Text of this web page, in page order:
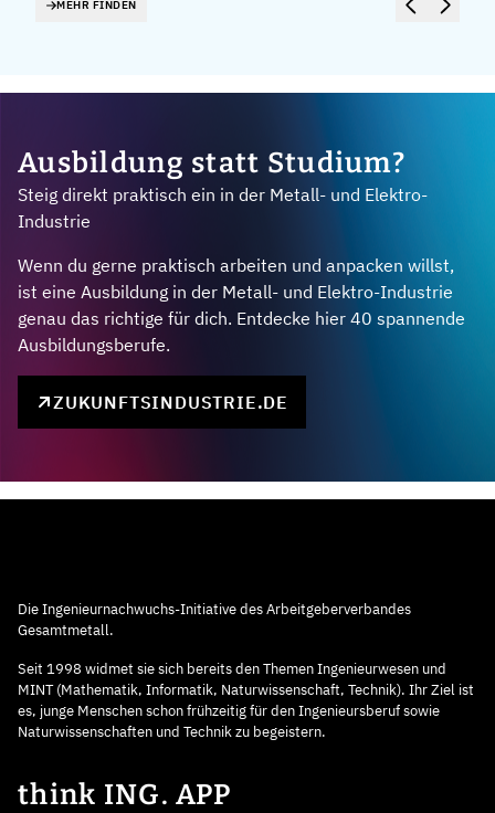
MEHR FINDEN
Ausbildung statt Studium?
Steig direkt praktisch ein in der Metall- und Elektro-
Industrie
Wenn du gerne praktisch arbeiten und anpacken willst,
ist eine Ausbildung in der Metall- und Elektro-Industrie
genau das richtige für dich. Entdecke hier 40 spannende
Ausbildungsberufe.
ZUKUNFTSINDUSTRIE.DE
Die Ingenieurnachwuchs-Initiative des Arbeitgeberverbandes
Gesamtmetall.
Seit 1998 widmet sie sich bereits den Themen Ingenieurwesen und
MINT (Mathematik, Informatik, Naturwissenschaft, Technik). Ihr Ziel ist
es, junge Menschen schon frühzeitig für den Ingenieursberuf sowie
Naturwissenschaften und Technik zu begeistern.
think ING. APP